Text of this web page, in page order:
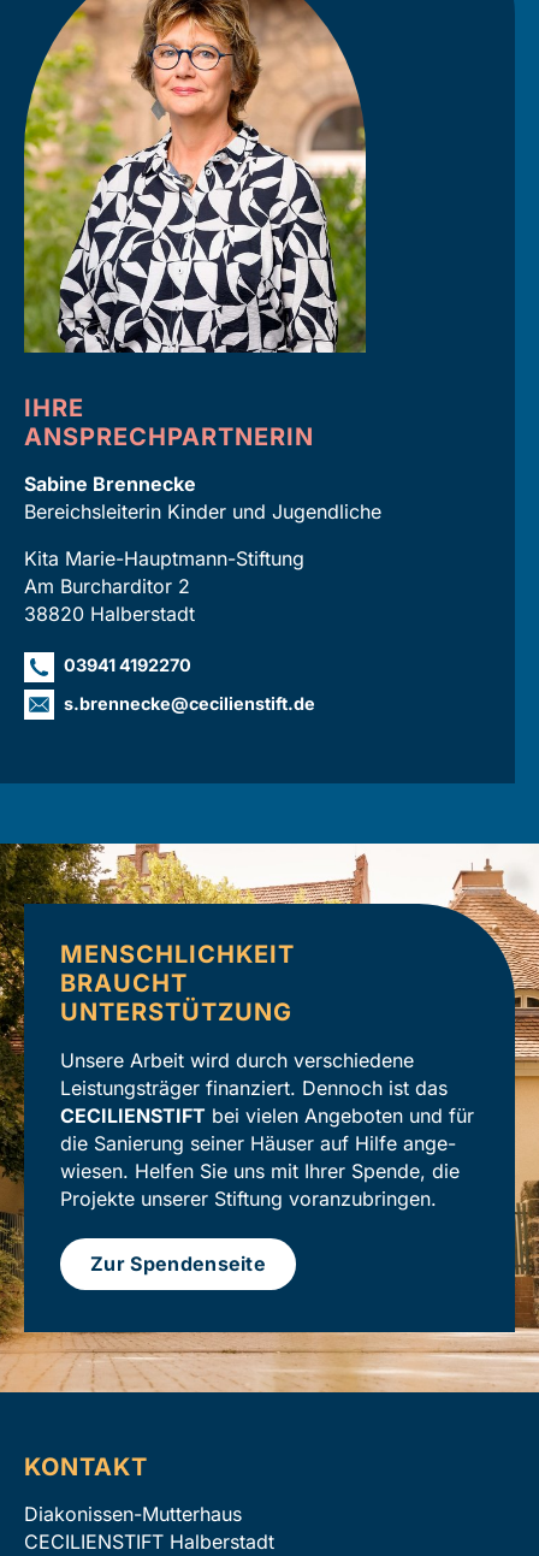
IHRE
ANSPRECHPARTNERIN
Sabine Brennecke
Bereichsleiterin Kinder und Jugendliche
Kita Marie-Hauptmann-Stiftung
Am Burcharditor 2
38820 Halberstadt
03941 4192270
s.brennecke@cecilienstift.de
MENSCHLICHKEIT
BRAUCHT
UNTERSTÜTZUNG
Unsere Arbeit wird durch verschiedene
Leistungs­träger finanziert. Dennoch ist das
CECILIENSTIFT bei vielen Angeboten und für
die Sanierung seiner Häuser auf Hilfe ange­
wiesen. Helfen Sie uns mit Ihrer Spende, die
Projekte unserer Stiftung voran­zubringen.
Zur Spendenseite
KONTAKT
Diakonissen-Mutterhaus
CECILIENSTIFT Halberstadt